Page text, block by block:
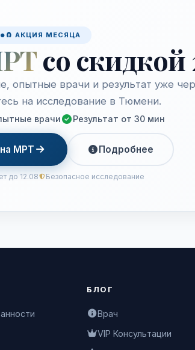
🧲 АКЦИЯ МЕСЯЦА
со скидкой
опытные врачи и результат уже
на исследование в Тюмени.
врачи Результат от 30 мин
на МРТ Подробнее
до 12.08 Безопасное исследование
БЛОГ
Врач
VIP Консультации